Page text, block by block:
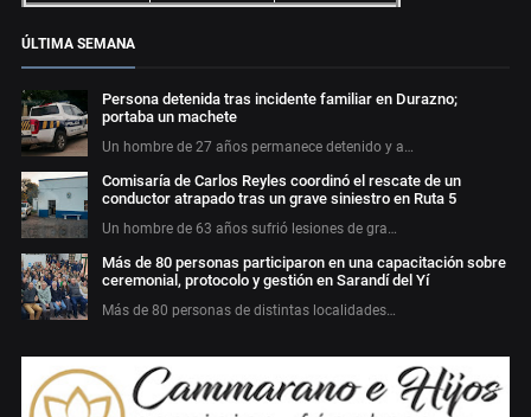
ÚLTIMA SEMANA
Persona detenida tras incidente familiar en Durazno;
portaba un machete
Un hombre de 27 años permanece detenido y a…
Comisaría de Carlos Reyles coordinó el rescate de un
conductor atrapado tras un grave siniestro en Ruta 5
Un hombre de 63 años sufrió lesiones de gra…
Más de 80 personas participaron en una capacitación sobre
ceremonial, protocolo y gestión en Sarandí del Yí
Más de 80 personas de distintas localidades…